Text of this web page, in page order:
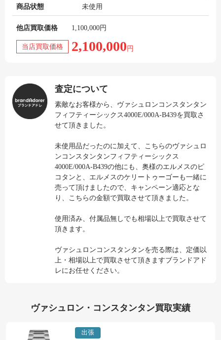
商品状態 未使用
他店買取価格 1,100,000円
当店買取価格 2,100,000 円
査定について
素敵なお客様から、ヴァシュロンコンスタンタン
フィフティーシックス4000E/000A-B439を買取さ
せて頂きました。
未使用品だったのに加えて、こちらのヴァシュロ
ンコンスタンタンフィフティーシックス
4000E/000A-B439の他にも、奥様のエルメスのピ
コタンと、エルメスのケリートゥーゴーも一緒に
売って頂けましたので、キャンペーン適応とな
り、こちらの金額で買取させて頂きました。
使用済み、付属品無しでも相場以上で買取させて
頂きます。
ヴァシュロンコンスタンタンを売る際は、定価以
上・相場以上で買取させて頂きますブランドアド
レにお任せください。
ヴァシュロン・コンスタンタン買取実績
出張